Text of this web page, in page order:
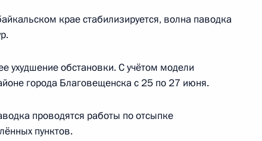
крае стабилизируется, волна паводка
ухудшение обстановки. С учётом модели
города Благовещенска с 25 по 27 июня.
проводятся работы по отсыпке
пунктов.